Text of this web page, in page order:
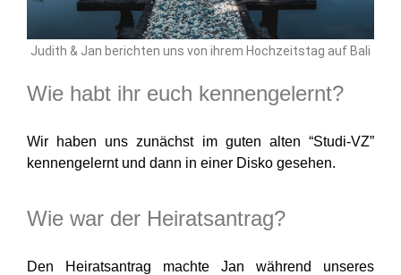
Judith & Jan berichten uns von ihrem Hochzeitstag auf Bali
Wie habt ihr euch kennengelernt?
Wir haben uns zunächst im guten alten “Studi-VZ”
kennengelernt und dann in einer Disko gesehen.
Wie war der Heiratsantrag?
Den Heiratsantrag machte Jan während unseres